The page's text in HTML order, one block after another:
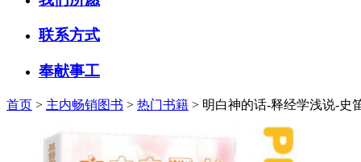
联系方式
奉献事工
首页 > 主内畅销图书 > 热门书籍 > 明白神的话-释经学浅说-史